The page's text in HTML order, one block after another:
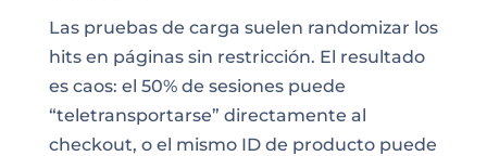
Las pruebas de carga suelen randomizar los
hits en páginas sin restricción. El resultado
es caos: el 50% de sesiones puede
“teletransportarse” directamente al
checkout, o el mismo ID de producto puede